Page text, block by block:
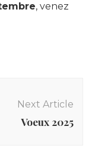
, venez
Next Article
Voeux 2025